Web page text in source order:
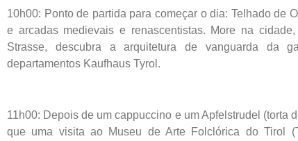
10h00: Ponto de partida para começar o dia: Telhado de
e arcadas medievais e renascentistas. More na
Strasse, descubra a arquitetura de vanguarda da
departamentos Kaufhaus Tyrol.
11h00: Depois de um cappuccino e um Apfelstrudel (torta
que uma visita ao Museu de Arte Folclórica do Tirol